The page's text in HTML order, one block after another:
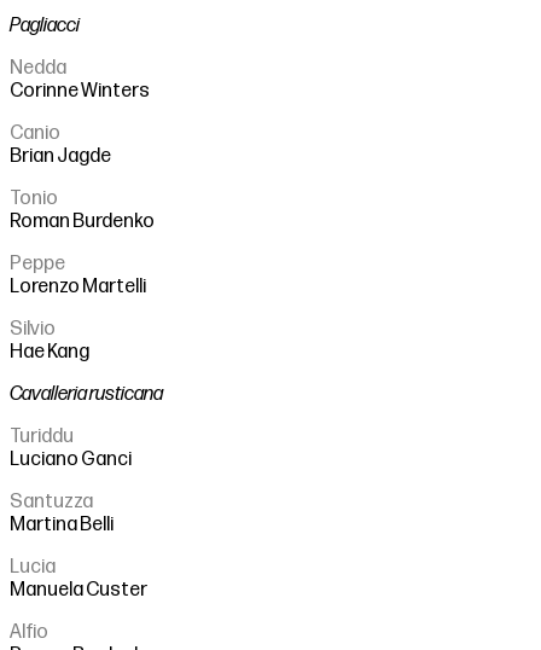
Pagliacci
Nedda
Corinne Winters
Canio
Brian Jagde
Tonio
Roman Burdenko
Peppe
Lorenzo Martelli
Silvio
Hae Kang
Cavalleria rusticana
Turiddu
Luciano Ganci
Santuzza
Martina Belli
Lucia
Manuela Custer
Alfio